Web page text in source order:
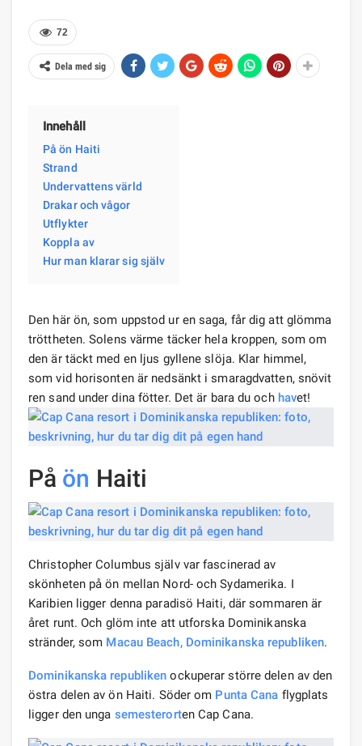
72
Dela med sig
Innehåll
På ön Haiti
Strand
Undervattens värld
Drakar och vågor
Utflykter
Koppla av
Hur man klarar sig själv
Den här ön, som uppstod ur en saga, får dig att glömma
tröttheten. Solens värme täcker hela kroppen, som om
den är täckt med en ljus gyllene slöja. Klar himmel,
som vid horisonten är nedsänkt i smaragdvatten, snövit
ren sand under dina fötter. Det är bara du och havet!
På ön Haiti
Christopher Columbus själv var fascinerad av
skönheten på ön mellan Nord- och Sydamerika. I
Karibien ligger denna paradisö Haiti, där sommaren är
året runt. Och glöm inte att utforska Dominikanska
stränder, som Macau Beach, Dominikanska republiken.
Dominikanska republiken ockuperar större delen av den
östra delen av ön Haiti. Söder om Punta Cana flygplats
ligger den unga semesterorten Cap Cana.